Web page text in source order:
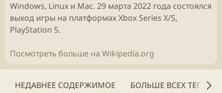
Windows, Linux и Mac. 29 марта 2022 года состоялся
выход игры на платформах Xbox Series X/S,
PlayStation 5.
Посмотреть больше на Wikipedia.org
НЕДАВНЕЕ СОДЕРЖИМОЕ БОЛЬШЕ ВСЕХ ТЕГОВ